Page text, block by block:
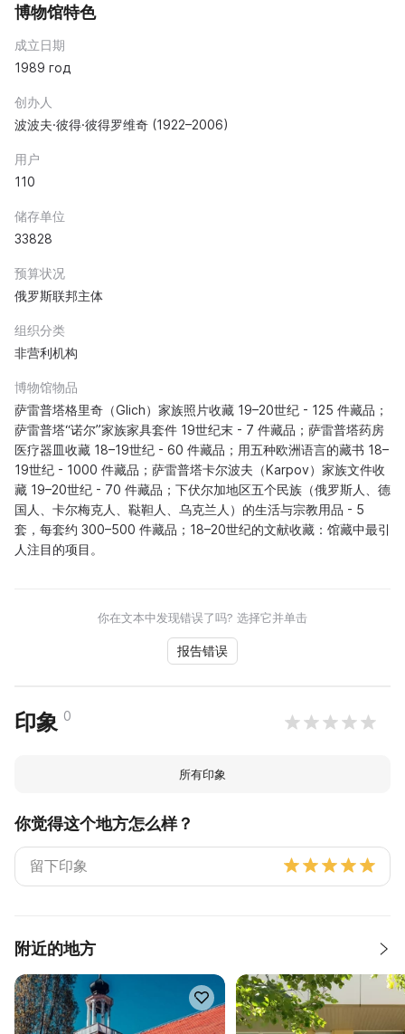
博物馆特色
成立日期
1989 год
创办人
波波夫·彼得·彼得罗维奇 (1922–2006)
用户
110
储存单位
33828
预算状况
俄罗斯联邦主体
组织分类
非营利机构
博物馆物品
萨雷普塔格里奇（Glich）家族照片收藏 19–20世纪 - 125 件藏品；
萨雷普塔“诺尔”家族家具套件 19世纪末 - 7 件藏品；萨雷普塔药房
医疗器皿收藏 18–19世纪 - 60 件藏品；用五种欧洲语言的藏书 18–
19世纪 - 1000 件藏品；萨雷普塔卡尔波夫（Karpov）家族文件收
藏 19–20世纪 - 70 件藏品；下伏尔加地区五个民族（俄罗斯人、德
国人、卡尔梅克人、鞑靼人、乌克兰人）的生活与宗教用品 - 5
套，每套约 300–500 件藏品；18–20世纪的文献收藏：馆藏中最引
人注目的项目。
你在文本中发现错误了吗? 选择它并单击
报告错误
印象 0
所有印象
你觉得这个地方怎么样？
附近的地方